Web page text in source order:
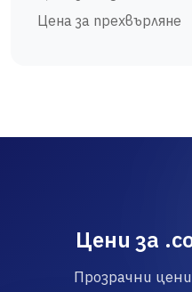
Цена за прехвърляне
Цени за
Прозрачни